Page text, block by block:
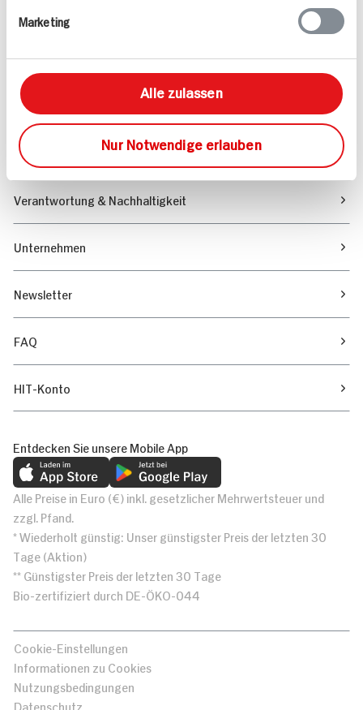
Marketing
Alle zulassen
Nur Notwendige erlauben
Sortiment
Marktfinder
Unser Magazin
Verantwortung & Nachhaltigkeit
Unternehmen
Newsletter
FAQ
HIT-Konto
Entdecken Sie unsere Mobile App
Alle Preise in Euro (€) inkl. gesetzlicher Mehrwertsteuer und
zzgl. Pfand.
* Wiederholt günstig: Unser günstigster Preis der letzten 30
Tage (Aktion)
** Günstigster Preis der letzten 30 Tage
Bio-zertifiziert durch DE-ÖKO-044
Cookie-Einstellungen
Informationen zu Cookies
Nutzungsbedingungen
Datenschutz